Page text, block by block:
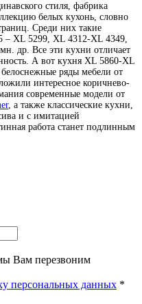
стиля, фабрика
белых кухонь, словно
Среди них такие
– XL 5299, XL 4312-XL 4349,
др. Все эти кухни отличает
А вот кухня XL 5860-XL
ряды мебели от
интересное коричнево-
современные модели от
, а также классические кухни,
и с имитацией
работа станет подлинным
Вам перезвоним
персональных данных *